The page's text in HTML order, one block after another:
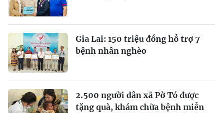
Gia Lai: 150 triệu đồng hỗ trợ 7
bệnh nhân nghèo
2.500 người dân xã Pờ Tó được
tặng quà, khám chữa bệnh miễn